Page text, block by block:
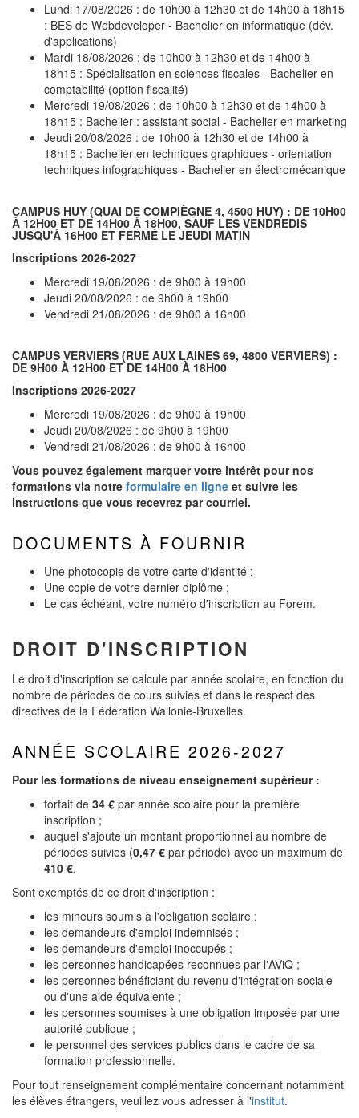
Lundi 17/08/2026 : de 10h00 à 12h30 et de 14h00 à 18h15
: BES de Webdeveloper - Bachelier en informatique (dév.
d'applications)
Mardi 18/08/2026 : de 10h00 à 12h30 et de 14h00 à
18h15 : Spécialisation en sciences fiscales - Bachelier en
comptabilité (option fiscalité)
Mercredi 19/08/2026 : de 10h00 à 12h30 et de 14h00 à
18h15 : Bachelier : assistant social - Bachelier en marketing
Jeudi 20/08/2026 : de 10h00 à 12h30 et de 14h00 à
18h15 : Bachelier en techniques graphiques - orientation
techniques infographiques - Bachelier en électromécanique
CAMPUS HUY (QUAI DE COMPIÈGNE 4, 4500 HUY) : DE 10H00
À 12H00 ET DE 14H00 À 18H00, SAUF LES VENDREDIS
JUSQU'À 16H00 ET FERMÉ LE JEUDI MATIN
Inscriptions 2026-2027
Mercredi 19/08/2026 : de 9h00 à 19h00
Jeudi 20/08/2026 : de 9h00 à 19h00
Vendredi 21/08/2026 : de 9h00 à 16h00
CAMPUS VERVIERS (RUE AUX LAINES 69, 4800 VERVIERS) :
DE 9H00 À 12H00 ET DE 14H00 À 18H00
Inscriptions 2026-2027
Mercredi 19/08/2026 : de 9h00 à 19h00
Jeudi 20/08/2026 : de 9h00 à 19h00
Vendredi 21/08/2026 : de 9h00 à 16h00
Vous pouvez également marquer votre intérêt pour nos
formations via notre formulaire en ligne et suivre les
instructions que vous recevrez par courriel.
DOCUMENTS À FOURNIR
Une photocopie de votre carte d'identité ;
Une copie de votre dernier diplôme ;
Le cas échéant, votre numéro d'inscription au Forem.
DROIT D'INSCRIPTION
Le droit d'inscription se calcule par année scolaire, en fonction du
nombre de périodes de cours suivies et dans le respect des
directives de la Fédération Wallonie-Bruxelles.
ANNÉE SCOLAIRE 2026-2027
Pour les formations de niveau enseignement supérieur :
forfait de 34 € par année scolaire pour la première
inscription ;
auquel s'ajoute un montant proportionnel au nombre de
périodes suivies (0,47 € par période) avec un maximum de
410 €.
Sont exemptés de ce droit d'inscription :
les mineurs soumis à l'obligation scolaire ;
les demandeurs d'emploi indemnisés ;
les demandeurs d'emploi inoccupés ;
les personnes handicapées reconnues par l'AViQ ;
les personnes bénéficiant du revenu d'intégration sociale
ou d'une aide équivalente ;
les personnes soumises à une obligation imposée par une
autorité publique ;
le personnel des services publics dans le cadre de sa
formation professionnelle.
Pour tout renseignement complémentaire concernant notamment
les élèves étrangers, veuillez vous adresser à l'institut.